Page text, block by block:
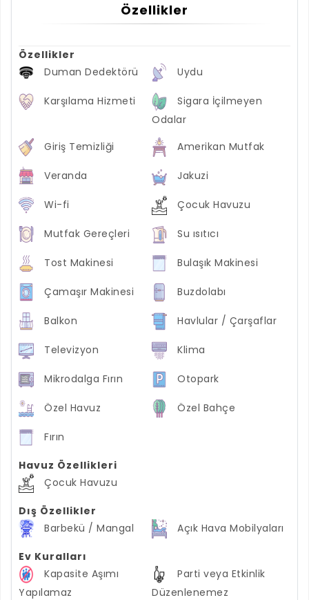
Özellikler
Özellikler
Duman Dedektörü
Uydu
Karşılama Hizmeti
Sigara İçilmeyen
Odalar
Giriş Temizliği
Amerikan Mutfak
Veranda Jakuzi
Wi-fi Çocuk Havuzu
Mutfak Gereçleri Su ısıtıcı
Tost Makinesi Bulaşık Makinesi
Çamaşır Makinesi Buzdolabı
Balkon Havlular / Çarşaflar
Televizyon Klima
Mikrodalga Fırın Otopark
Özel Havuz Özel Bahçe
Fırın
Havuz Özellikleri
Çocuk Havuzu
Dış Özellikler
Barbekü / Mangal
Açık Hava Mobilyaları
Ev Kuralları
Kapasite Aşımı
Yapılamaz
Parti veya Etkinlik
Düzenlenemez